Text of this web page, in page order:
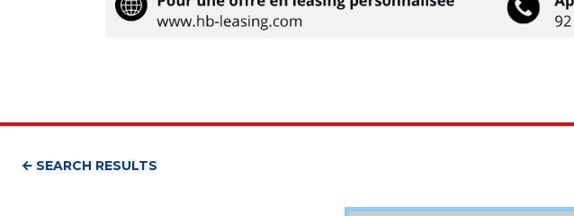
SEARCH RESULTS